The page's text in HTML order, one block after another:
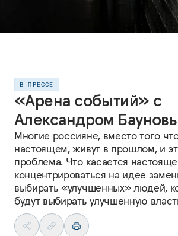
В ПРЕССЕ
«Арена событий» с
Александром
Многие россияне, вместо того
настоящем, живут в прошлом, и
проблема. Что касается
концентрироваться на идее
выбирать «улучшенных» людей,
будут выбирать улучшенную